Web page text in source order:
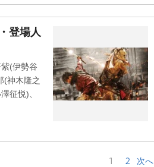
登場人
(伊勢谷
(神木隆之
征悦)、
1 2 次へ